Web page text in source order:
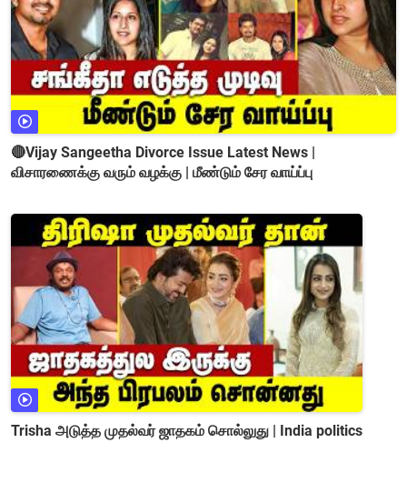
🔴Vijay Sangeetha Divorce Issue Latest News |
விசாரணைக்கு வரும் வழக்கு | மீண்டும் சேர வாய்ப்பு
Trisha அடுத்த முதல்வர் ஜாதகம் சொல்லுது | India politics